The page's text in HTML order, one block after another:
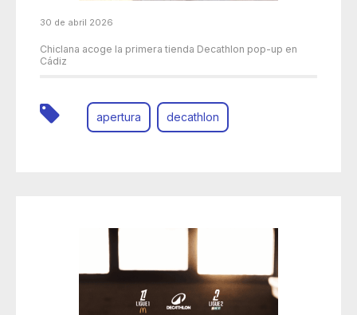
30 de abril 2026
Chiclana acoge la primera tienda Decathlon pop-up en
Cádiz
apertura decathlon